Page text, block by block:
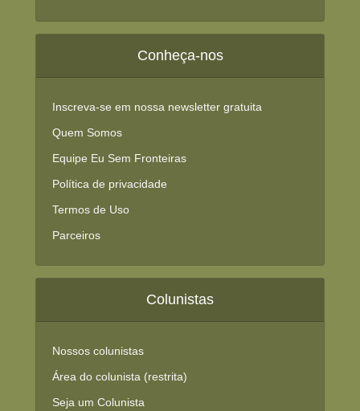
Conheça-nos
Inscreva-se em nossa newsletter gratuita
Quem Somos
Equipe Eu Sem Fronteiras
Política de privacidade
Termos de Uso
Parceiros
Colunistas
Nossos colunistas
Área do colunista (restrita)
Seja um Colunista